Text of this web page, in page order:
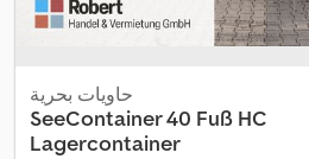
حاويات بحرية
SeeContainer 40 Fuß HC
Lagercontainer